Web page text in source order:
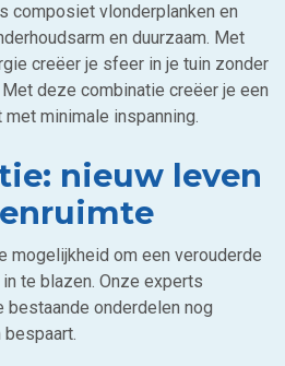
composiet vlonderplanken en
en duurzaam. Met
creëer je sfeer in je tuin zonder
deze combinatie creëer je een
minimale inspanning.
nieuw leven
mogelijkheid om een verouderde
te blazen. Onze experts
onderdelen nog